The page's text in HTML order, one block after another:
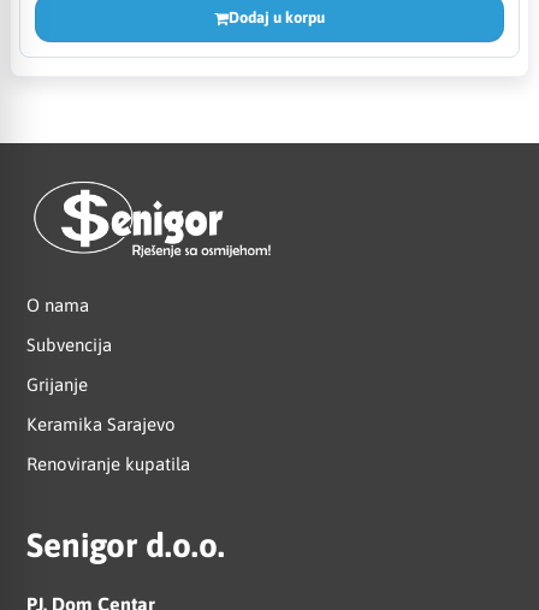
Dodaj u korpu
O nama
Subvencija
Grijanje
Keramika Sarajevo
Renoviranje kupatila
Senigor d.o.o.
PJ. Dom Centar